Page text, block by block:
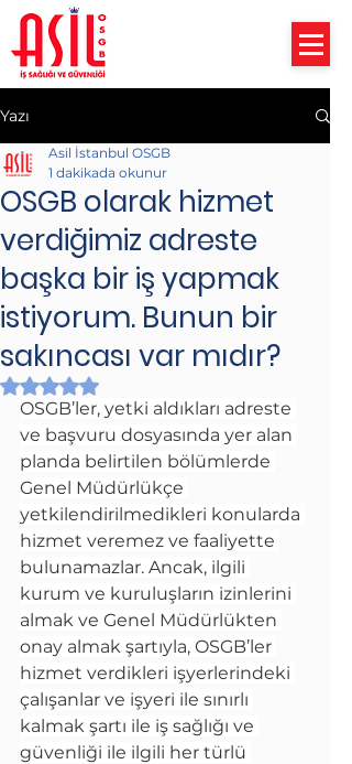
Yazı
OSGB olarak hizmet
verdiğimiz adreste
başka bir iş yapmak
istiyorum. Bunun bir
sakıncası var mıdır?
Asil İstanbul OSGB
1 dakikada okunur
5 üzerinden NaN yıldız
OSGB’ler, yetki aldıkları adreste
ve başvuru dosyasında yer alan
planda belirtilen bölümlerde
Genel Müdürlükçe
yetkilendirilmedikleri konularda
hizmet veremez ve faaliyette
bulunamazlar. Ancak, ilgili
kurum ve kuruluşların izinlerini
almak ve Genel Müdürlükten
onay almak şartıyla, OSGB’ler
hizmet verdikleri işyerlerindeki
çalışanlar ve işyeri ile sınırlı
kalmak şartı ile iş sağlığı ve
güvenliği ile ilgili her türlü